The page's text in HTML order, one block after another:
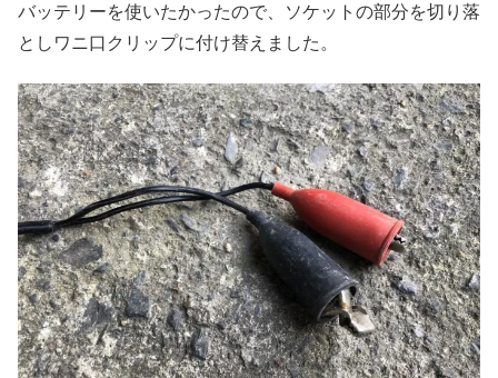
バッテリーを使いたかったので、ソケットの部分を切り落
としワニ口クリップに付け替えました。